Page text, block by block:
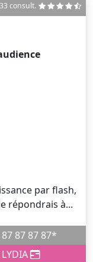
33 consult.
par flash,
répondrais à...
LYDIA au 01 87 87 87 87*